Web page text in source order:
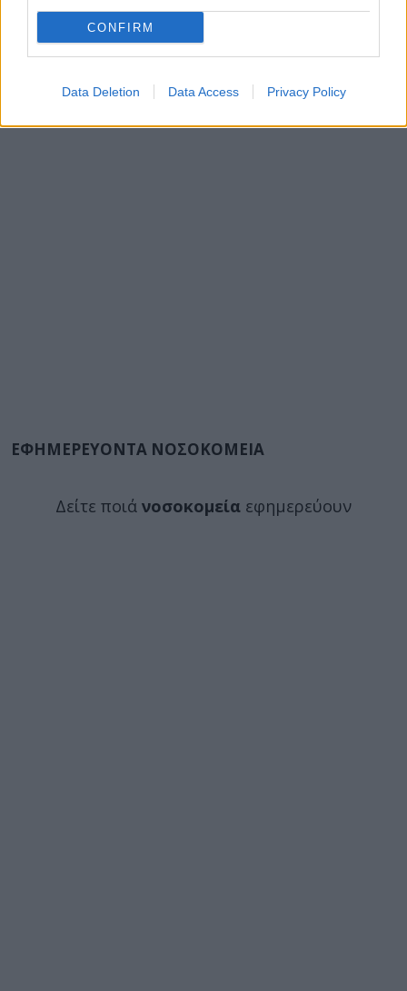
CONFIRM
Data Deletion Data Access Privacy Policy
ΕΦΗΜΕΡΕΥΟΝΤΑ ΝΟΣΟΚΟΜΕΙΑ
Δείτε ποιά νοσοκομεία εφημερεύουν